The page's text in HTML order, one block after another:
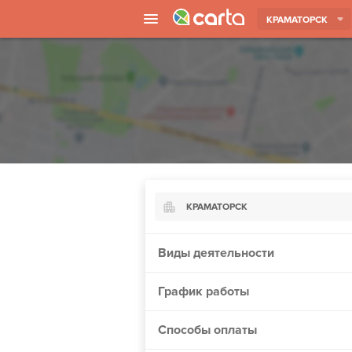
КРАМАТОРСК
КРАМАТОРСК
Борисполь
Виды деятельности
График работы
Способы оплаты